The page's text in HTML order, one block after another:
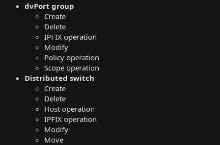
dvPort group
Create
Delete
IPFIX operation
Modify
Policy operation
Scope operation
Distributed switch
Create
Delete
Host operation
IPFIX operation
Modify
Move